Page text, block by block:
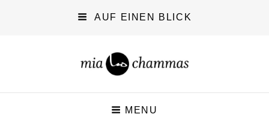
AUF EINEN BLICK
miachammas
exploring pattern MENU